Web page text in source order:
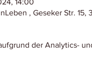
14:00
, Geseker Str. 15,
der Analytics-